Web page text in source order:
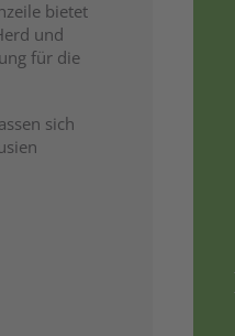
bietet
und
für die
sich